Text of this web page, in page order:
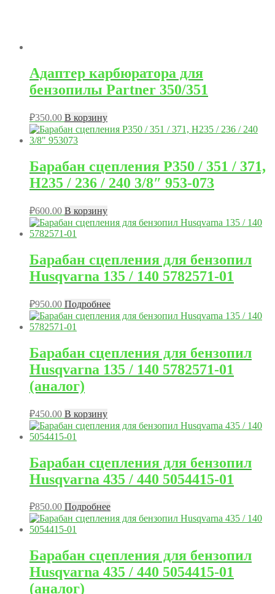
Адаптер карбюратора для
бензопилы Partner 350/351
₽350.00 В корзину
Барабан сцепления P350 / 351 / 371,
Н235 / 236 / 240 3/8″ 953-073
₽600.00 В корзину
Барабан сцепления для бензопил
Husqvarna 135 / 140 5782571-01
₽950.00 Подробнее
Барабан сцепления для бензопил
Husqvarna 135 / 140 5782571-01
(аналог)
₽450.00 В корзину
Барабан сцепления для бензопил
Husqvarna 435 / 440 5054415-01
₽850.00 Подробнее
Барабан сцепления для бензопил
Husqvarna 435 / 440 5054415-01
(аналог)